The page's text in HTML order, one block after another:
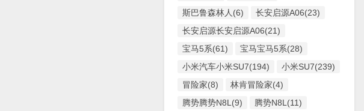
斯巴鲁森林人(6)
长安启源A06(23)
长安启源长安启源A06(21)
宝马5系(61)
宝马宝马5系(28)
小米汽车小米SU7(194)
小米SU7(239)
冒险家(8)
林肯冒险家(4)
腾势腾势N8L(9)
腾势N8L(11)